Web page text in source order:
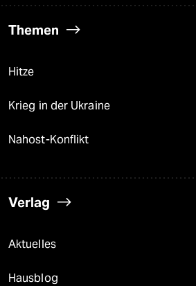
Themen
Hitze
Krieg in der Ukraine
Nahost-Konflikt
Verlag
Aktuelles
Hausblog